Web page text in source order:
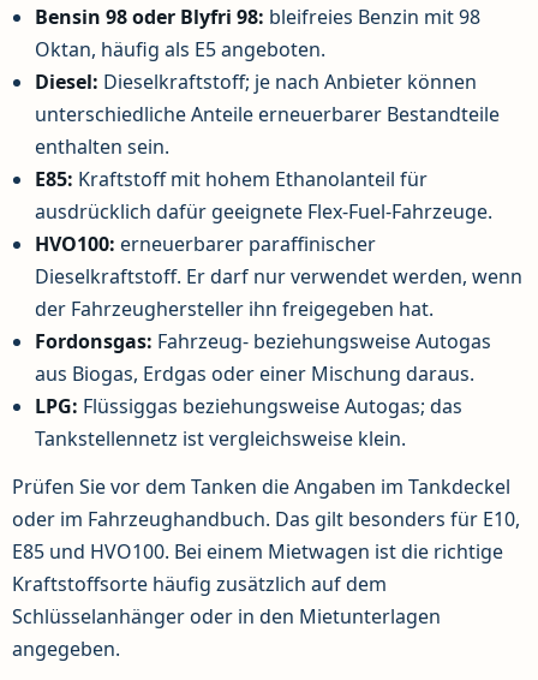
Bensin 98 oder Blyfri 98: bleifreies Benzin mit 98
Oktan, häufig als E5 angeboten.
Diesel: Dieselkraftstoff; je nach Anbieter können
unterschiedliche Anteile erneuerbarer Bestandteile
enthalten sein.
E85: Kraftstoff mit hohem Ethanolanteil für
ausdrücklich dafür geeignete Flex-Fuel-Fahrzeuge.
HVO100: erneuerbarer paraffinischer
Dieselkraftstoff. Er darf nur verwendet werden, wenn
der Fahrzeughersteller ihn freigegeben hat.
Fordonsgas: Fahrzeug- beziehungsweise Autogas
aus Biogas, Erdgas oder einer Mischung daraus.
LPG: Flüssiggas beziehungsweise Autogas; das
Tankstellennetz ist vergleichsweise klein.
Prüfen Sie vor dem Tanken die Angaben im Tankdeckel
oder im Fahrzeughandbuch. Das gilt besonders für E10,
E85 und HVO100. Bei einem Mietwagen ist die richtige
Kraftstoffsorte häufig zusätzlich auf dem
Schlüsselanhänger oder in den Mietunterlagen
angegeben.